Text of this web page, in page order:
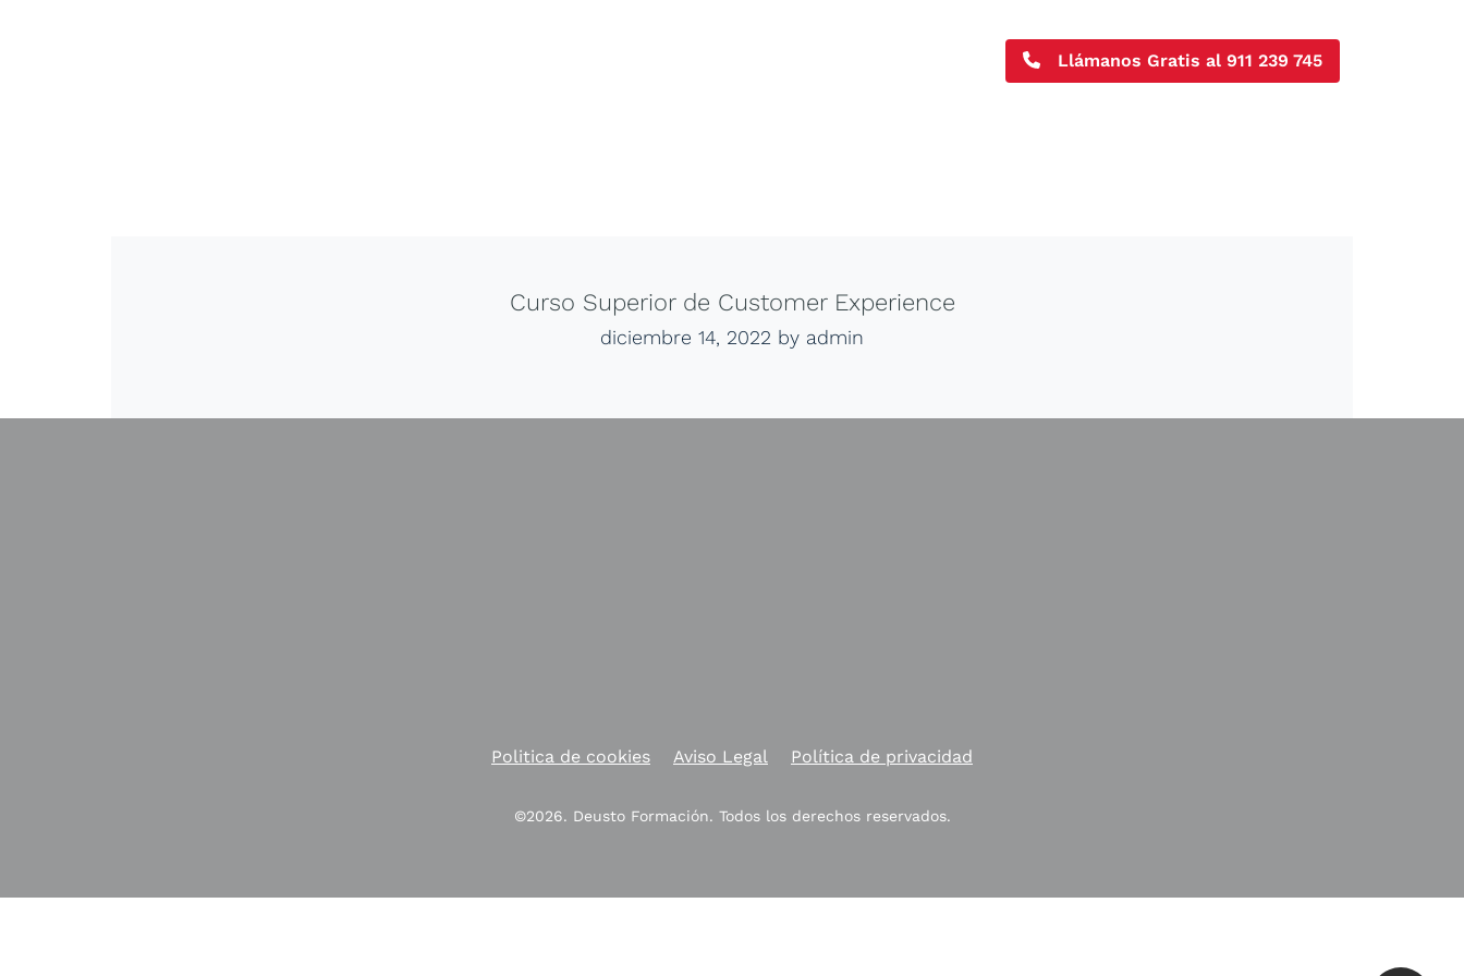
Llámanos Gratis al 911 239 745
Curso Superior de Customer Experience
diciembre 14, 2022 by admin
Politica de cookies Aviso Legal Política de privacidad
©2026. Deusto Formación. Todos los derechos reservados.